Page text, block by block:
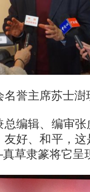
誉主席苏士澍
编辑、编审张
好、和平，
草隶篆将它呈